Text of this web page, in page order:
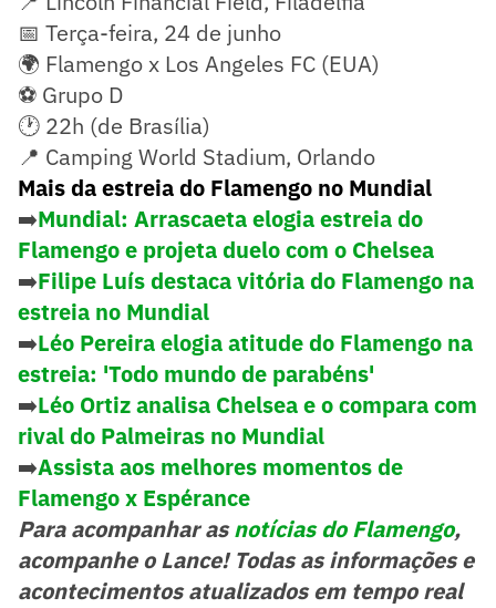
📅 Terça-feira, 24 de junho
🌍 Flamengo x Los Angeles FC (EUA)
⚽ Grupo D
🕐 22h (de Brasília)
📍 Camping World Stadium, Orlando
Mais da estreia do Flamengo no Mundial
➡️Mundial: Arrascaeta elogia estreia do
Flamengo e projeta duelo com o Chelsea
➡️Filipe Luís destaca vitória do Flamengo na
estreia no Mundial
➡️Léo Pereira elogia atitude do Flamengo na
estreia: 'Todo mundo de parabéns'
➡️Léo Ortiz analisa Chelsea e o compara com
rival do Palmeiras no Mundial
➡️Assista aos melhores momentos de
Flamengo x Espérance
Para acompanhar asnotícias do Flamengo,
acompanhe o Lance! Todas as informações e
acontecimentos atualizados em tempo real